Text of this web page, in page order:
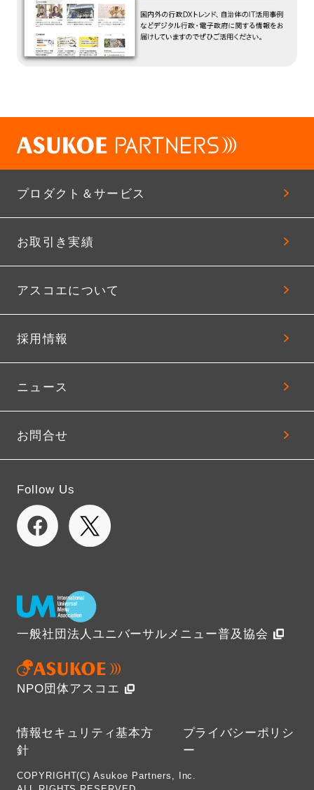
プロダクト＆サービス
お取引き実績
アスコエについて
採用情報
ニュース
お問合せ
Follow Us
一般社団法人ユニバーサルメニュー普及協会
NPO団体アスコエ
COPYRIGHT(C) Asukoe Partners, Inc.
情報セキュリティ基本方
針
プライバシーポリシ
ー